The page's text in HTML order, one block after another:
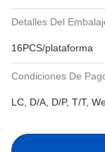
Detalles Del
16PCS/plataforma
Condiciones De
LC, D/A, D/P, T/T,